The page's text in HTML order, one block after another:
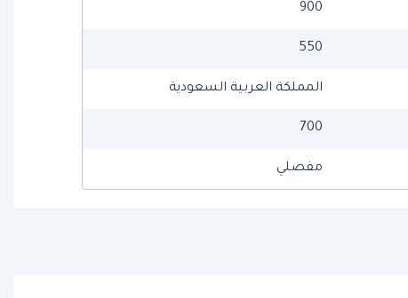
900
550
المملكة العربية السعودية
700
مفصلي